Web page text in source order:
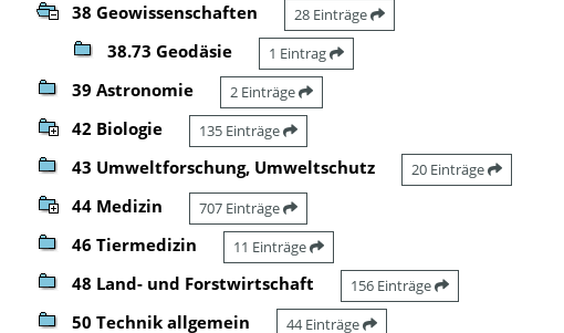
38 Geowissenschaften 28 Einträge
38.73 Geodäsie 1 Eintrag
39 Astronomie 2 Einträge
42 Biologie 135 Einträge
43 Umweltforschung, Umweltschutz 20 Einträge
44 Medizin 707 Einträge
46 Tiermedizin 11 Einträge
48 Land- und Forstwirtschaft 156 Einträge
50 Technik allgemein 44 Einträge